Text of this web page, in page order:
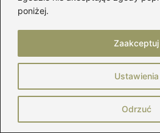
poniżej.
Ustawienia
Odrzuć
Zaakceptuj
Dodaj komentarz
Twój adres email nie
Wymagane pola są